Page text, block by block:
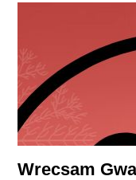
Wrecsam